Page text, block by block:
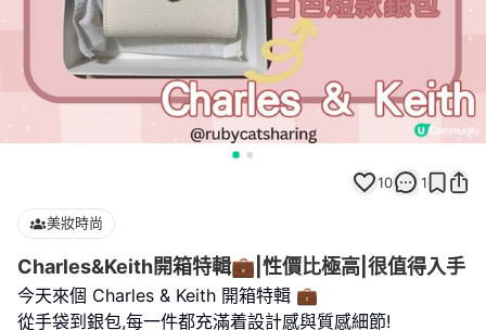
10 1
美妝時尚
Charles&Keith開箱特輯💼|性價比極高|很值得入手
今天來個 Charles & Keith 開箱特輯 💼
從手袋到銀包,每一件都充滿着設計感與質感細節!